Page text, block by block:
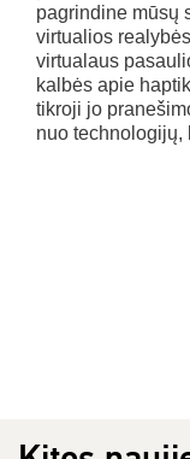
pagrindine mūsų
virtualios
virtualaus
kalbės apie
tikroji jo
nuo technologijų,